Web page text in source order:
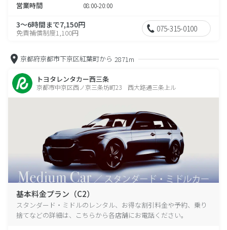
営業時間 08:00-20:00
3～6時間まで7,150円
免責補償制度1,100円 075-315-0100
京都府京都市下京区紅葉町から 2871m
トヨタレンタカー西三条
京都市中京区西ノ京三条坊町23 西大路通三条上ル
基本料金プラン（C2）
スタンダード・ミドルのレンタル、お得な割引料金や予約、乗り
捨てなどの詳細は、こちらから各店舗にお電話ください。